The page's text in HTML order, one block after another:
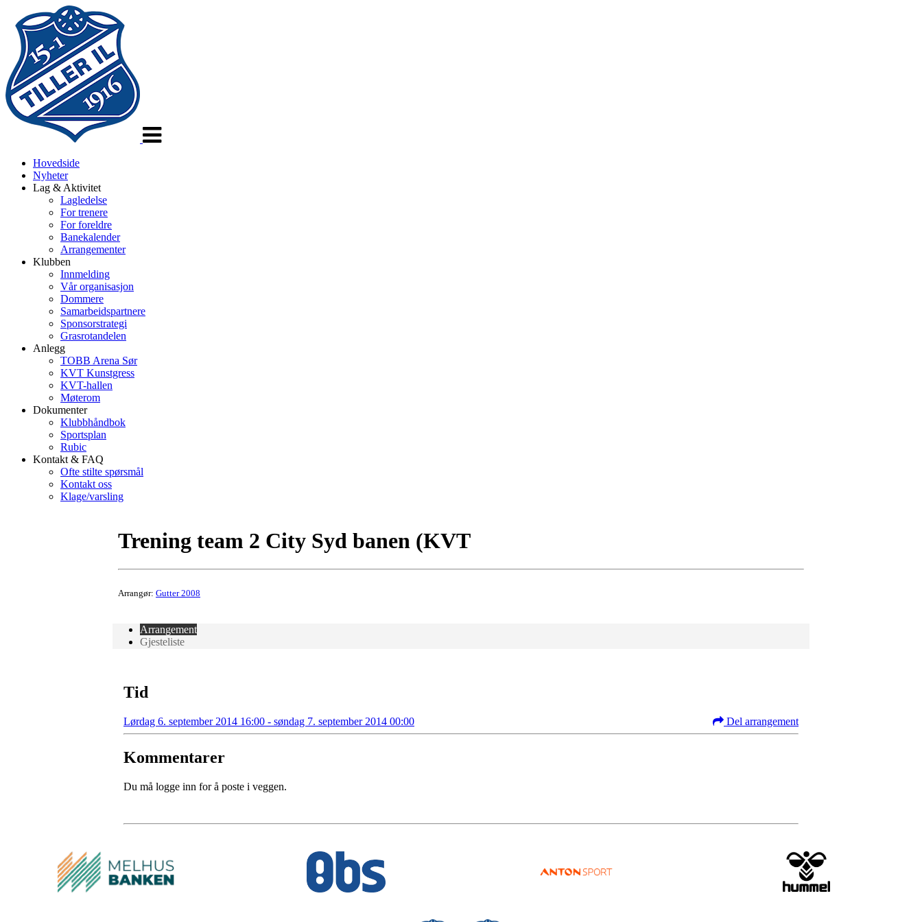
Hovedside
Nyheter
Lag & Aktivitet
Lagledelse
For trenere
For foreldre
Banekalender
Arrangementer
Klubben
Innmelding
Vår organisasjon
Dommere
Samarbeidspartnere
Sponsorstrategi
Grasrotandelen
Anlegg
TOBB Arena Sør
KVT Kunstgress
KVT-hallen
Møterom
Dokumenter
Klubbhåndbok
Sportsplan
Rubic
Kontakt & FAQ
Ofte stilte spørsmål
Kontakt oss
Klage/varsling
Trening team 2 City Syd banen (KVT
Arrangør: Gutter 2008
Arrangement
Gjesteliste
Tid
Lørdag 6. september 2014 16:00 - søndag 7. september 2014 00:00 Del arrangement
Kommentarer
Du må logge inn for å poste i veggen.